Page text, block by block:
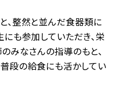
、整然と並んだ食器類に
も参加していただき、栄
みなさんの指導のもと、
普段の給食にも活かしてい